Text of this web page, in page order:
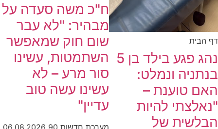
דף הבית
נהג פגע בילד בן 5
בנתניה ונמלט:
האם טוענת –
"נאלצתי להיות
הבלשית של
ח"כ משה סעדה על
מבהיר: "לא עבר
שום חוק שמאפשר
השתמטות, עשינו
סור מרע – לא
עשינו עשה טוב
עדיין"
מערכת חדשות 90 06.08.2026